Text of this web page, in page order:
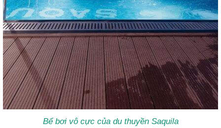
Bể bơi vô cực của du thuyền Saquila